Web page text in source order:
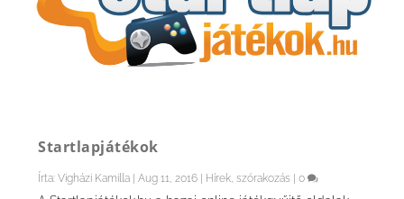
Startlapjátékok
Írta:Vigházi Kamilla |Aug 11, 2016 Hírek, szórakozás |0